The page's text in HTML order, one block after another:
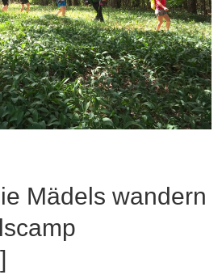
Mädels wandern